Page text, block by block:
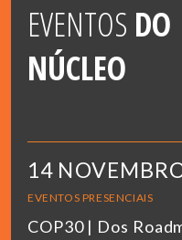
EVENTOS DO
NÚCLEO
14
EVENTOS PRESENCIAIS
COP30 | Dos